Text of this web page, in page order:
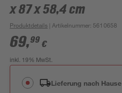
x 87 x 58,4 cm
Produktdetails | Artikelnummer: 5610658
69,99 €
inkl. 19% MwSt.
Lieferung nach Hause